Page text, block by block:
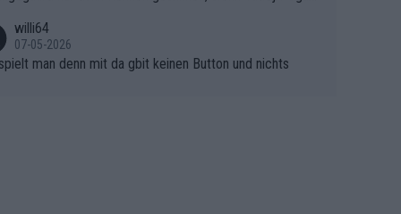
willi64
07-05-2026
man denn mit da gbit keinen Button und nichts